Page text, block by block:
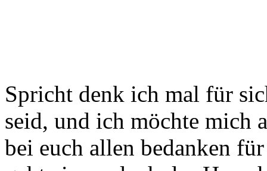
Spricht denk ich mal für
seid, und ich möchte mich
bei euch allen bedanken